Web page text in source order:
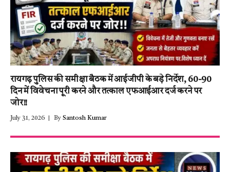
रायगढ़ पुलिस की समीक्षा बैठक में आईजीपी के बड़े निर्देश, 60-90
दिन में विवेचना पूरी करने और तत्काल एफआईआर दर्ज करने पर
जोर!!
July 31, 2026 By Santosh Kumar